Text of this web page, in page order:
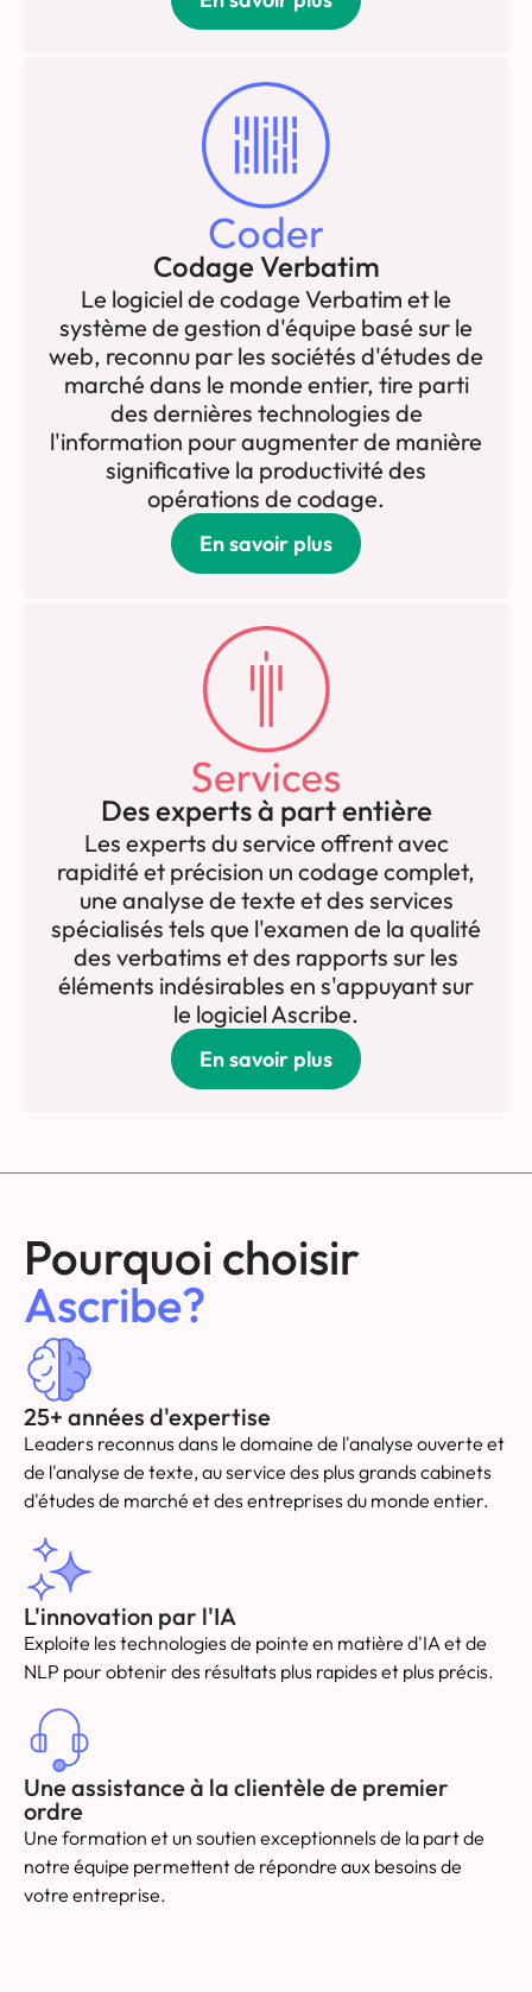
Codage Verbatim
Le logiciel de codage Verbatim et le
système de gestion d'équipe basé sur le
web, reconnu par les sociétés d'études de
marché dans le monde entier, tire parti
des dernières technologies de
l'information pour augmenter de manière
significative la productivité des
opérations de codage.
En savoir plus
Des experts à part entière
Les experts du service offrent avec
rapidité et précision un codage complet,
une analyse de texte et des services
spécialisés tels que l'examen de la qualité
des verbatims et des rapports sur les
éléments indésirables en s'appuyant sur
le logiciel Ascribe.
En savoir plus
Pourquoi choisir
Ascribe?
25+ années d'expertise
Leaders reconnus dans le domaine de l'analyse ouverte et
de l'analyse de texte, au service des plus grands cabinets
d'études de marché et des entreprises du monde entier.
L'innovation par l'IA
Exploite les technologies de pointe en matière d'IA et de
NLP pour obtenir des résultats plus rapides et plus précis.
Une assistance à la clientèle de premier
ordre
Une formation et un soutien exceptionnels de la part de
notre équipe permettent de répondre aux besoins de
votre entreprise.